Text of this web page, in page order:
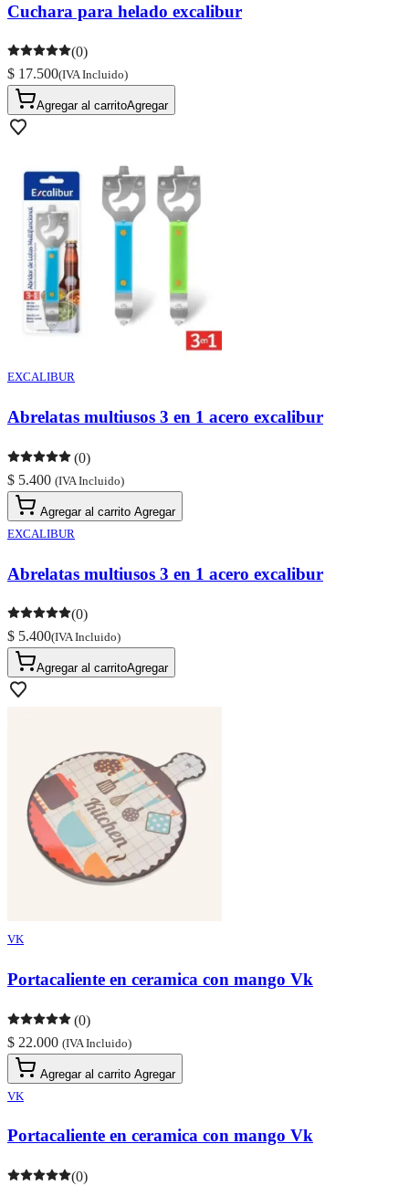
Cuchara para helado excalibur
(0)
$ 17.500(IVA Incluido)
Agregar al carritoAgregar
EXCALIBUR
Abrelatas multiusos 3 en 1 acero excalibur
(0)
$ 5.400 (IVA Incluido)
Agregar al carrito Agregar
EXCALIBUR
Abrelatas multiusos 3 en 1 acero excalibur
(0)
$ 5.400(IVA Incluido)
Agregar al carritoAgregar
VK
Portacaliente en ceramica con mango Vk
(0)
$ 22.000 (IVA Incluido)
Agregar al carrito Agregar
VK
Portacaliente en ceramica con mango Vk
(0)